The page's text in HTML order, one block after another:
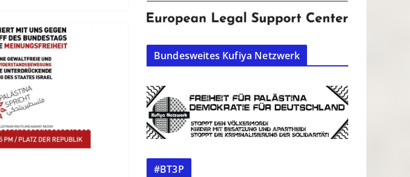
Bundesweites Kufiya Netzwerk
#BT3P